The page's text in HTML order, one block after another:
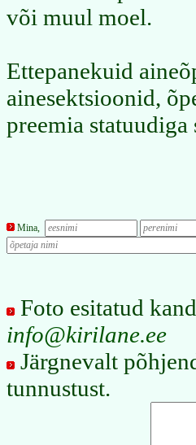
või muul moel.
Ettepanekuid
ainesektsioonid,
preemia statuudiga
Mina,
Foto esitatud
info@kirilane.ee
Järgnevalt
tunnustust.